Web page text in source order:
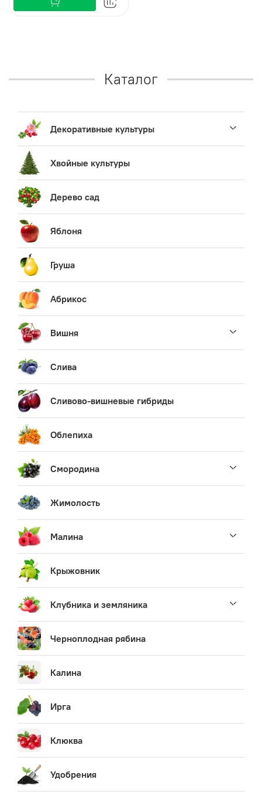
Каталог
Декоративные культуры
Хвойные культуры
Дерево сад
Яблоня
Груша
Абрикос
Вишня
Слива
Сливово-вишневые гибриды
Облепиха
Смородина
Жимолость
Малина
Крыжовник
Клубника и земляника
Черноплодная рябина
Калина
Ирга
Клюква
Удобрения